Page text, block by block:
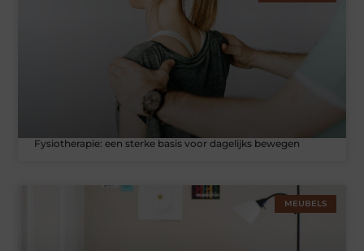
Fysiotherapie: een sterke basis voor dagelijks bewegen
MEUBELS